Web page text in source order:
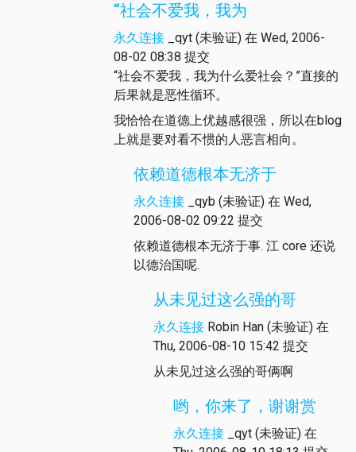
“社会不爱我，我为
永久连接 _qyt (未验证) 在 Wed, 2006-
08-02 08:38 提交
“社会不爱我，我为什么爱社会？”直接的
后果就是恶性循环。
我恰恰在道德上优越感很强，所以在blog
上就是要对看不惯的人恶言相向。
依赖道德根本无济于
永久连接 _qyb (未验证) 在 Wed,
2006-08-02 09:22 提交
依赖道德根本无济于事. 江 core 还说
以德治国呢.
从未见过这么强的哥
永久连接 Robin Han (未验证) 在
Thu, 2006-08-10 15:42 提交
从未见过这么强的哥俩啊
哟，你来了，谢谢赏
永久连接 _qyt (未验证) 在